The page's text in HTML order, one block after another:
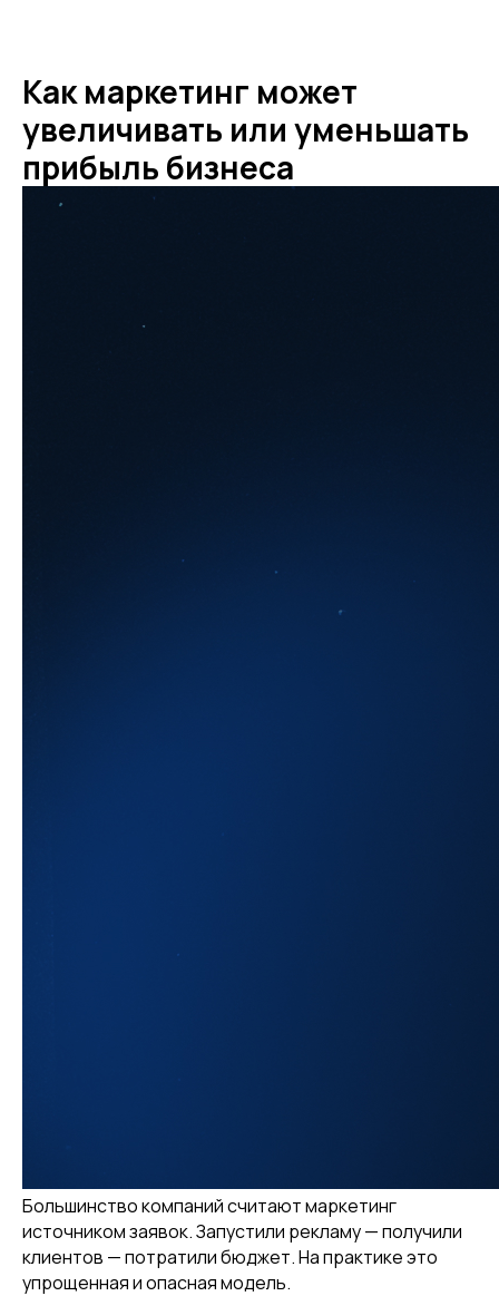
Как маркетинг может
увеличивать или уменьшать
прибыль бизнеса
Большинство компаний считают маркетинг
источником заявок. Запустили рекламу — получили
клиентов — потратили бюджет. На практике это
упрощенная и опасная модель.